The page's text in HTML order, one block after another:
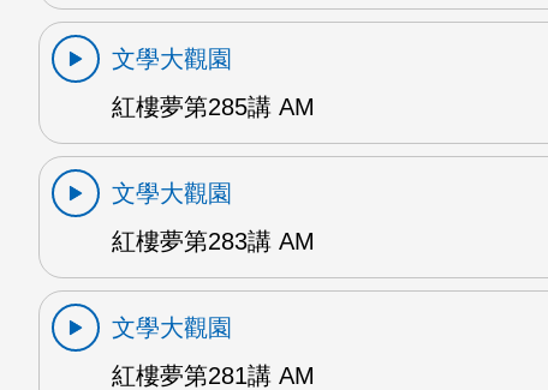
文學大觀園
紅樓夢第285講 AM
文學大觀園
紅樓夢第283講 AM
文學大觀園
紅樓夢第281講 AM